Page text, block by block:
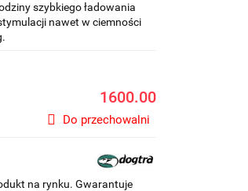
szybkiego ładowania
nawet w ciemności
1600.00
Do przechowalni
na rynku. Gwarantuje